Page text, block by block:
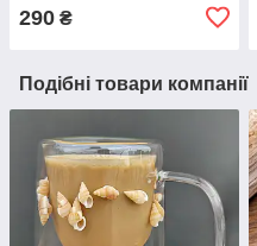
290 ₴
Подібні товари компанії